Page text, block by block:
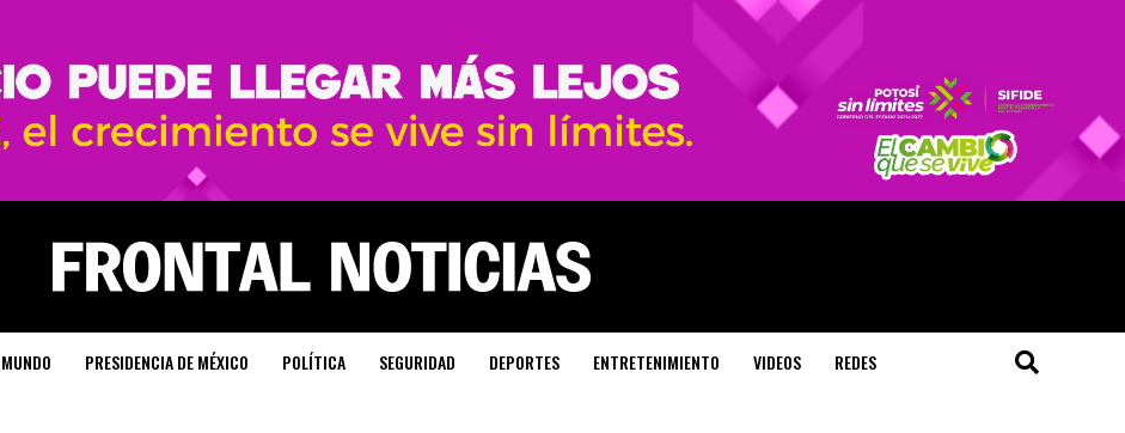
MUNDO PRESIDENCIA DE MÉXICO POLÍTICA SEGURIDAD DEPORTES ENTRETENIMIENTO VIDEOS REDES